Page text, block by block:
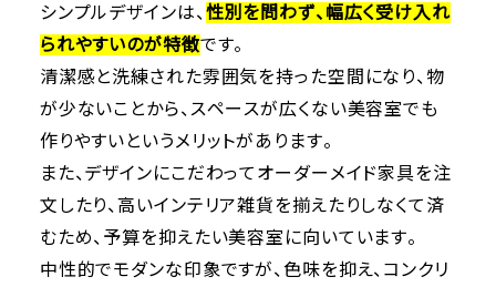
シンプルデザインは、 性別を問わず、幅広く受け入れ
られやすいのが特徴です。
清潔感と洗練された雰囲気を持った空間になり、物
が少ないことから、スペースが広くない美容室でも
作りやすいというメリットがあります。
また、デザインにこだわってオーダーメイド家具を注
文したり、高いインテリア雑貨を揃えたりしなくて済
むため、予算を抑えたい美容室に向いています。
中性的でモダンな印象ですが、色味を抑え、コンクリ